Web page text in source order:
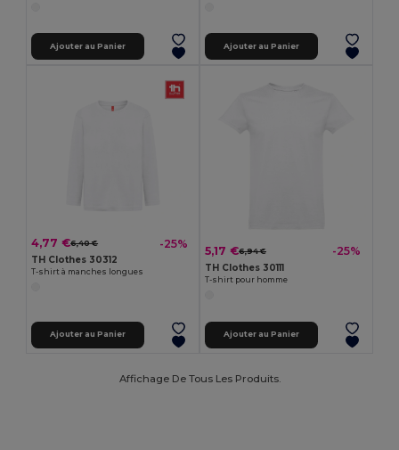
Ajouter au Panier Ajouter au Panier
4,77 €6,40 € -25%
TH Clothes 30312
T-shirt à manches longues
Ajouter au Panier
5,17 €6,94 € -25%
TH Clothes 30111
T-shirt pour homme
Ajouter au Panier
Affichage De Tous Les Produits.